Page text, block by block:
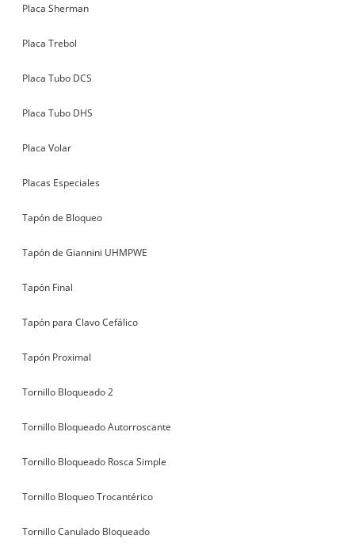
Placa Sherman
Placa Trebol
Placa Tubo DCS
Placa Tubo DHS
Placa Volar
Placas Especiales
Tapón de Bloqueo
Tapón de Giannini UHMPWE
Tapón Final
Tapón para Clavo Cefálico
Tapón Proximal
Tornillo Bloqueado 2
Tornillo Bloqueado Autorroscante
Tornillo Bloqueado Rosca Simple
Tornillo Bloqueo Trocantérico
Tornillo Canulado Bloqueado